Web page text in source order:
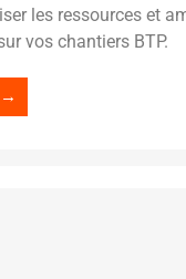
les ressources et
vos chantiers BTP.
→